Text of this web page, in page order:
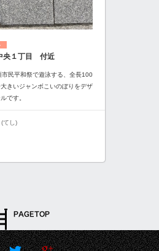
央１丁目 付近
民平和祭で遊泳する、全長100
きいジャンボこいのぼりをデザ
です。
てし)